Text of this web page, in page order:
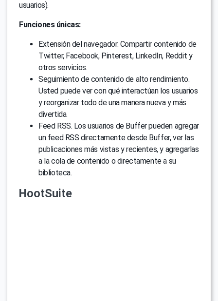
usuarios).
Funciones únicas:
Extensión del navegador. Compartir contenido de
Twitter, Facebook, Pinterest, LinkedIn, Reddit y
otros servicios.
Seguimiento de contenido de alto rendimiento.
Usted puede ver con qué interactúan los usuarios
y reorganizar todo de una manera nueva y más
divertida.
Feed RSS. Los usuarios de Buffer pueden agregar
un feed RSS directamente desde Buffer, ver las
publicaciones más vistas y recientes, y agregarlas
a la cola de contenido o directamente a su
biblioteca.
HootSuite